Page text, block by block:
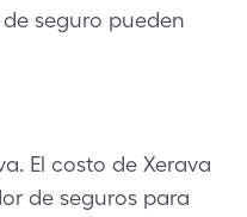
seguro pueden
El costo de Xerava
de seguros para